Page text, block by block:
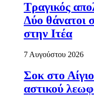
Τραγικός
Δύο θάνατοι
στην Ιτέα
7 Αυγούστου 2026
Σοκ στο
αστικού